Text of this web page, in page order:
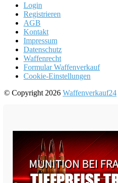
Login
Registrieren
AGB
Kontakt
Impressum
Datenschutz
Waffenrecht
Formular Waffenverkauf
Cookie-Einstellungen
© Copyright 2026 Waffenverkauf24